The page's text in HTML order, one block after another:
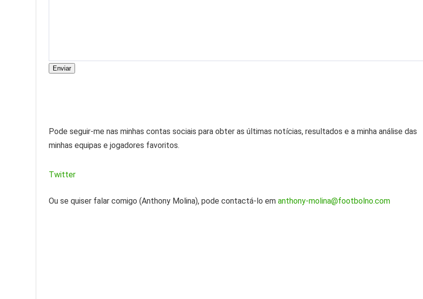
Enviar
Pode seguir-me nas minhas contas sociais para obter as últimas notícias, resultados e a minha análise das
minhas equipas e jogadores favoritos.
Twitter
Ou se quiser falar comigo (Anthony Molina), pode contactá-lo em anthony-molina@footbolno.com